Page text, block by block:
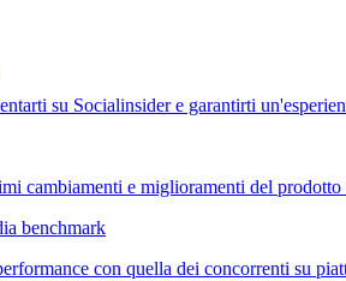
su Socialinsider e garantirti
cambiamenti e miglioramenti del
benchmark
con quella dei concorrenti su